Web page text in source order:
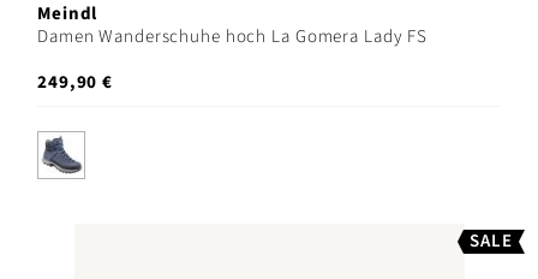
Meindl
Damen Wanderschuhe hoch La Gomera Lady FS
249,90 €
SALE